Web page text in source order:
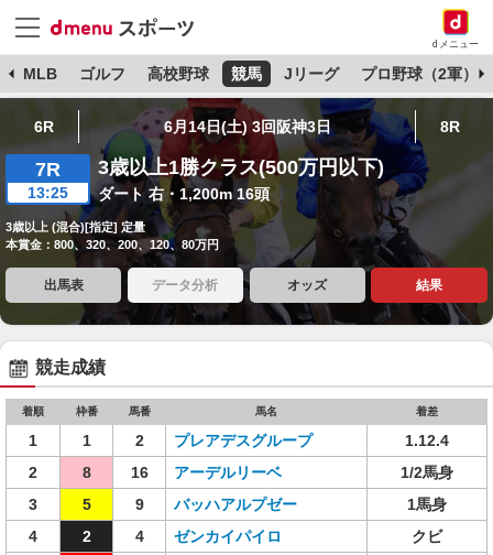
dメニュー
MLB ゴルフ 高校野球 競馬 Jリーグ プロ野球（2軍）
6R 6月14日(土) 3回阪神3日 8R
7R
13:25
3歳以上1勝クラス(500万円以下)
ダート 右・1,200m 16頭
3歳以上 (混合)[指定] 定量
本賞金：800、320、200、120、80万円
出馬表 データ分析 オッズ 結果
競走成績
着順 枠番 馬番 馬名 着差
1 1 2 プレアデスグループ
1.12.4
2
8 16 アーデルリーベ
1/2馬身
3
5 9 バッハアルプゼー
1馬身
4
2 4 ゼンカイパイロ
クビ